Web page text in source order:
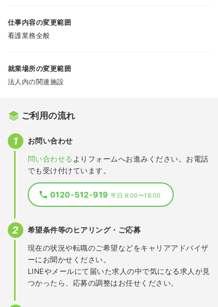
仕事内容の変更範囲
看護業務全般
就業場所の変更範囲
法人内の関連施設
ご利用の流れ
お問い合わせ
問い合わせる よりフォームへお進みください。お電話
でも受け付けています。
0120-512-919平日 9:00〜18:00
希望条件等のヒアリング・ご応募
現在の状況や転職のご希望などをキャリアアドバイザ
ーにお聞かせください。
LINEやメールにて届いた求人の中で気になる求人が見
つかったら、応募の調整はお任せください。